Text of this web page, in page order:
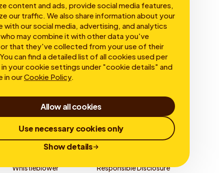
content and ads, provide social media features,
our traffic. We also share information about your
with our social media, advertising, and analytics
may combine it with other data you've
that they've collected from your use of their
can find a detailed list of all cookies used per
your cookie settings under "cookie details" and
in ourCookie Policy.
Allow all cookies
Use necessary cookies only
Show details
Whistleblower Responsible Disclosure